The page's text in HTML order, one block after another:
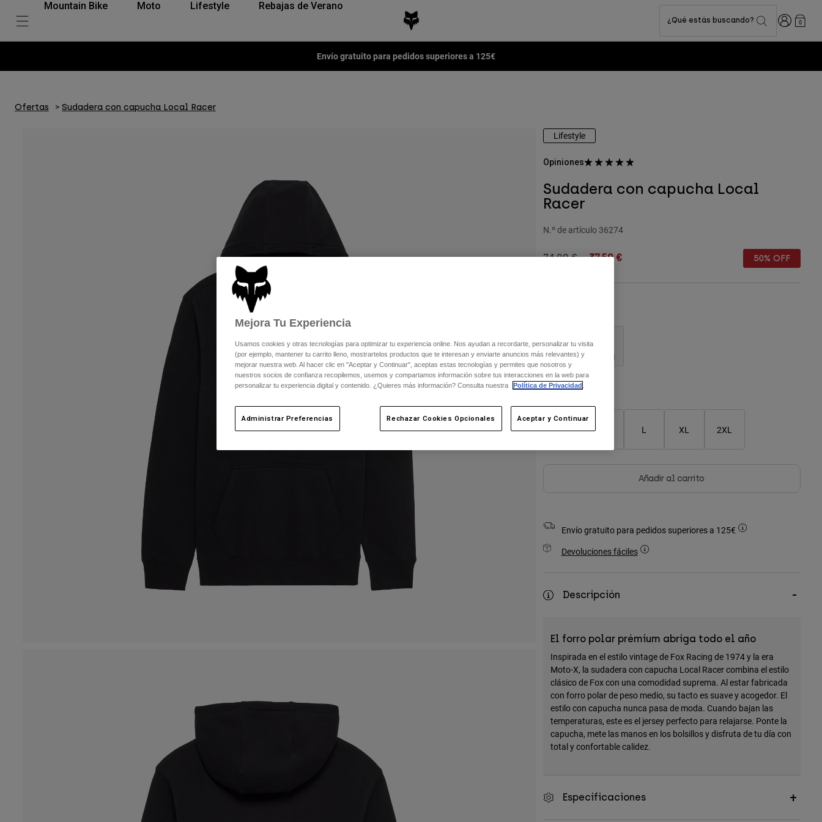
Mountain Bike Moto Lifestyle Rebajas de Verano
¿Qué estás buscando? Iniciar0
Envío gratuito para pedidos superiores a 125€
Ofertas Sudadera con capucha Local Racer
Lifestyle
Opiniones
Sudadera con capucha Local
Racer
N.º de artículo 36274
Price reduced from
74,99 €to37,50 € 50% OFF
seleccionado
S L XL 2XL
Añadir al carrito
Envío gratuito para pedidos superiores a 125€
Devoluciones fáciles
Descripción
El forro polar prémium abriga todo el año
Inspirada en el estilo vintage de Fox Racing de 1974 y la era
Moto-X, la sudadera con capucha Local Racer combina el estilo
clásico de Fox con una comodidad suprema. Al estar fabricada
con forro polar de peso medio, su tacto es suave y acogedor. El
estilo con capucha nunca pasa de moda. Cuando bajan las
temperaturas, este es el jersey perfecto para relajarse. Ponte la
capucha, mete las manos en los bolsillos y disfruta de tu día con
total y confortable calidez.
Especificaciones
Mejora Tu Experiencia
Usamos cookies y otras tecnologías para optimizar tu experiencia online. Nos ayudan a recordarte, personalizar tu visita
(por ejemplo, mantener tu carrito lleno, mostrartelos productos que te interesan y enviarte anuncios más relevantes) y
mejorar nuestra web. Al hacer clic en "Aceptar y Continuar", aceptas estas tecnologías y permites que nosotros y
nuestros socios de confianza recopilemos, usemos y compartamos información sobre tus interacciones en la web para
personalizar tu experiencia digital y contenido. ¿Quieres más información? Consulta nuestra
Política de Privacidad
Administrar Preferencias Rechazar Cookies Opcionales Aceptar y Continuar